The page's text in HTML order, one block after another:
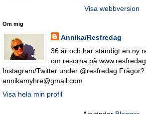
Visa webbversion
Om mig
Annika/Resfredag
36 år och har ständigt en ny
om resorna på
Instagram/Twitter under @resfredag
annikamyhre@gmail.com
Visa hela min profil